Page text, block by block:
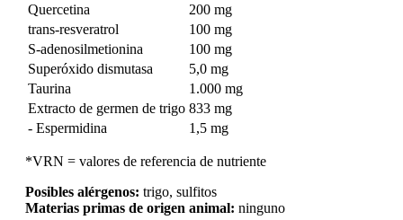
Quercetina
200 mg
trans-resveratrol
100 mg
S-adenosilmetionina
100 mg
Superóxido dismutasa
5,0 mg
Taurina
1.000 mg
Extracto de germen de trigo 833 mg
- Espermidina
1,5 mg
*VRN = valores de referencia de nutriente
Posibles alérgenos: trigo, sulfitos
Materias primas de origen animal: ninguno